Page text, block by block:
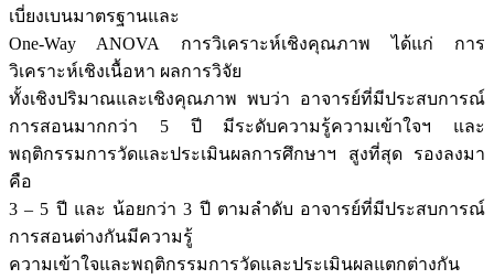
เบี่ยงเบนมาตรฐานและ
One-Way ANOVA การวิเคราะห์เชิงคุณภาพ ได้แก่ การ
วิเคราะห์เชิงเนื้อหา ผลการวิจัย
ทั้งเชิงปริมาณและเชิงคุณภาพ พบว่า อาจารย์ที่มีประสบการณ์
การสอนมากกว่า 5 ปี มีระดับความรู้ความเข้าใจฯ และ
พฤติกรรมการวัดและประเมินผลการศึกษาฯ สูงที่สุด รองลงมา
คือ
3 – 5 ปี และ น้อยกว่า 3 ปี ตามลำดับ อาจารย์ที่มีประสบการณ์
การสอนต่างกันมีความรู้
ความเข้าใจและพฤติกรรมการวัดและประเมินผลแตกต่างกัน